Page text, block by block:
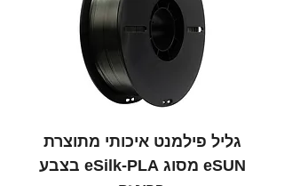
גליל פילמנט איכותי מתוצרת
eSUN מסוג eSilk-PLA בצבע